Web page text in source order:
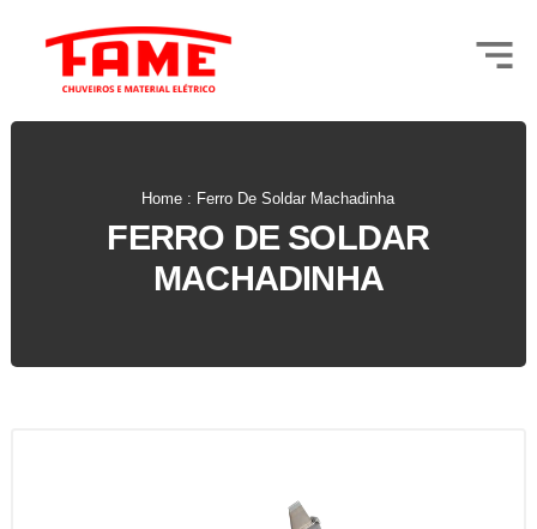
Home : Ferro De Soldar Machadinha
FERRO DE SOLDAR
MACHADINHA